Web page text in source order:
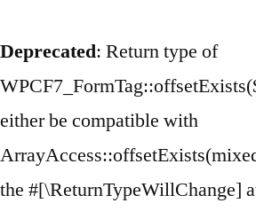
Deprecated: Return type of
either be compatible with
the #[\ReturnTypeWillChange]